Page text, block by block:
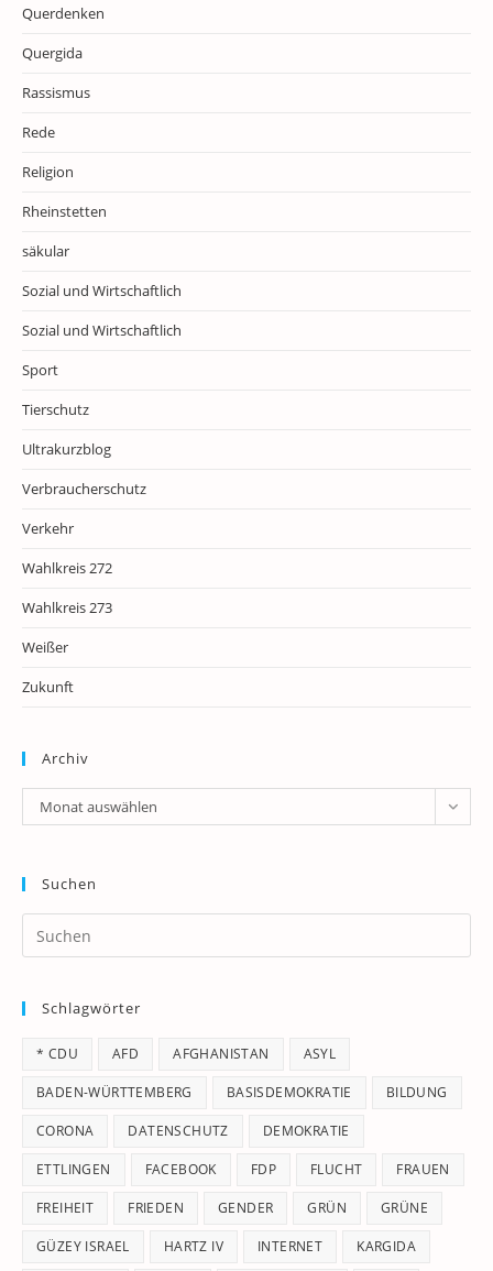
Querdenken
Quergida
Rassismus
Rede
Religion
Rheinstetten
säkular
Sozial und Wirtschaftlich
Sozial und Wirtschaftlich
Sport
Tierschutz
Ultrakurzblog
Verbraucherschutz
Verkehr
Wahlkreis 272
Wahlkreis 273
Weißer
Zukunft
Archiv
Archiv
Monat auswählen
Suchen
Schlagwörter
* CDU AFD AFGHANISTAN ASYL
BADEN-WÜRTTEMBERG BASISDEMOKRATIE BILDUNG
CORONA DATENSCHUTZ DEMOKRATIE
ETTLINGEN FACEBOOK FDP FLUCHT FRAUEN
FREIHEIT FRIEDEN GENDER GRÜN GRÜNE
GÜZEY ISRAEL HARTZ IV INTERNET KARGIDA